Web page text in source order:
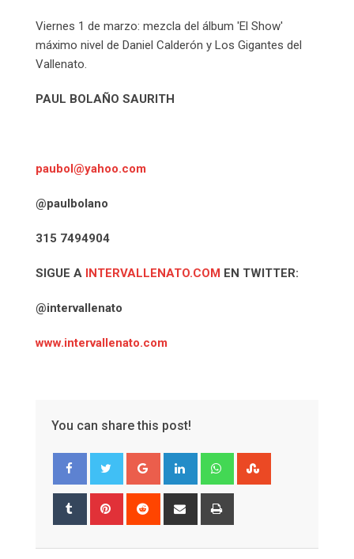
Viernes 1 de marzo: mezcla del álbum 'El Show'
máximo nivel de Daniel Calderón y Los Gigantes del
Vallenato.
PAUL BOLAÑO SAURITH
paubol@yahoo.com
@paulbolano
315 7494904
SIGUE A INTERVALLENATO.COM EN TWITTER:
@intervallenato
www.intervallenato.com
You can share this post!
Google+ LinkedIn Whatsapp
Tumblr Pinterest Reddit
Share